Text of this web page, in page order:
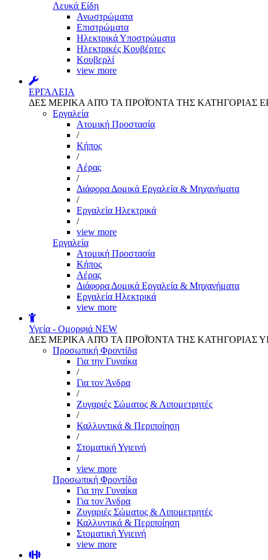
Λευκά Είδη
Ανωστρώματα
Επιστρώματα
Ηλεκτρικά Υποστρώματα
Ηλεκτρικές Κουβέρτες
Κουβερλί
view more
ΕΡΓΑΛΕΙΑ
ΔΕΣ ΜΕΡΙΚΑ ΑΠΌ ΤΑ ΠΡΟΪΌΝΤΑ ΤΗΣ ΚΑΤΗΓΟΡΙΑΣ
Εργαλεία
Aτομική Προστασία
/
Kήπος
/
Αέρας
/
Διάφορα Δομικά Εργαλεία & Μηχανήματα
/
Εργαλεία Ηλεκτρικά
/
view more
Εργαλεία
Aτομική Προστασία
Kήπος
Αέρας
Διάφορα Δομικά Εργαλεία & Μηχανήματα
Εργαλεία Ηλεκτρικά
view more
Υγεία - Ομορφιά NEW
ΔΕΣ ΜΕΡΙΚΑ ΑΠΌ ΤΑ ΠΡΟΪΌΝΤΑ ΤΗΣ ΚΑΤΗΓΟΡΙΑΣ
Προσωπική Φροντίδα
Για την Γυναίκα
/
Για τον Άνδρα
/
Ζυγαριές Σώματος & Λιπομετρητές
/
Καλλυντικά & Περιποίηση
/
Στοματική Υγιεινή
/
view more
Προσωπική Φροντίδα
Για την Γυναίκα
Για τον Άνδρα
Ζυγαριές Σώματος & Λιπομετρητές
Καλλυντικά & Περιποίηση
Στοματική Υγιεινή
view more